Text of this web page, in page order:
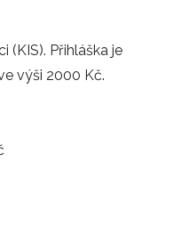
2026 se…
(KIS). Přihláška je
výši 2000 Kč.